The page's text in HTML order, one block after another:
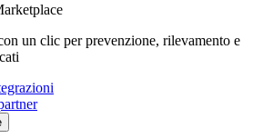
un clic per prevenzione, rilevamento e